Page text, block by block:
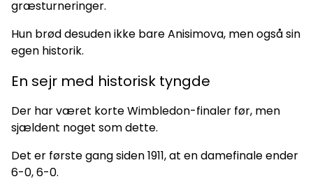
græsturneringer.
Hun brød desuden ikke bare Anisimova, men også sin
egen historik.
En sejr med historisk tyngde
Der har været korte Wimbledon-finaler før, men
sjældent noget som dette.
Det er første gang siden 1911, at en damefinale ender
6-0, 6-0.